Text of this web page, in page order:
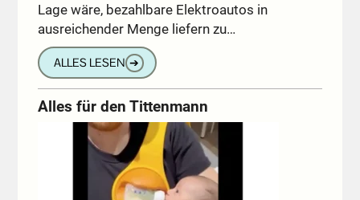
Lage wäre, bezahlbare Elektroautos in
ausreichender Menge liefern zu…
ALLES LESEN ➔
Alles für den Tittenmann